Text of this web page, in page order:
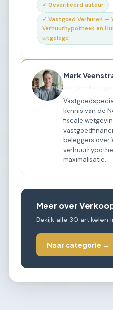
✓ Geverifieerd auteur
✓ Vastgoed Verhuren —
Verhuurhypotheek en
uitgelegd
Mark
kennis van de
fiscale
beleggers over
maximalisatie.
Meer over
Bekijk alle 30 artikelen
Naar categorie →